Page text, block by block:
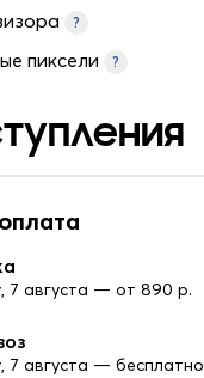
?
пиксели
?
7 августа — от 890 р.
7 августа — бесплатно